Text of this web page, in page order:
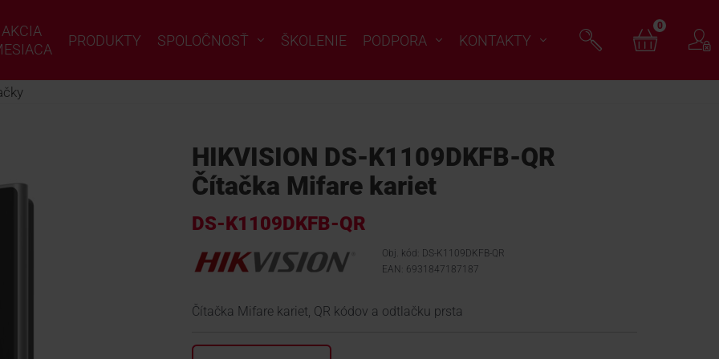
AKCIA
PRODUKTY SPOLOČNOSŤ ŠKOLENIE PODPORA KONTAKTY
0
HIKVISION DS-K1109DKFB-QR
Čítačka Mifare kariet
DS-K1109DKFB-QR
Obj. kód: DS-K1109DKFB-QR
EAN: 6931847187187
Čítačka Mifare kariet, QR kódov a odtlačku prsta